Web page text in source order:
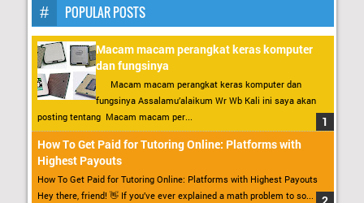
POPULAR POSTS
Macam macam perangkat keras komputer
dan fungsinya
Macam macam perangkat keras komputer dan
fungsinya Assalamu’alaikum Wr Wb Kali ini saya akan
posting tentang Macam macam per...
How To Get Paid for Tutoring Online: Platforms with
Highest Payouts
How To Get Paid for Tutoring Online: Platforms with Highest Payouts
Hey there, friend! 👋 If you’ve ever explained a math problem to so...